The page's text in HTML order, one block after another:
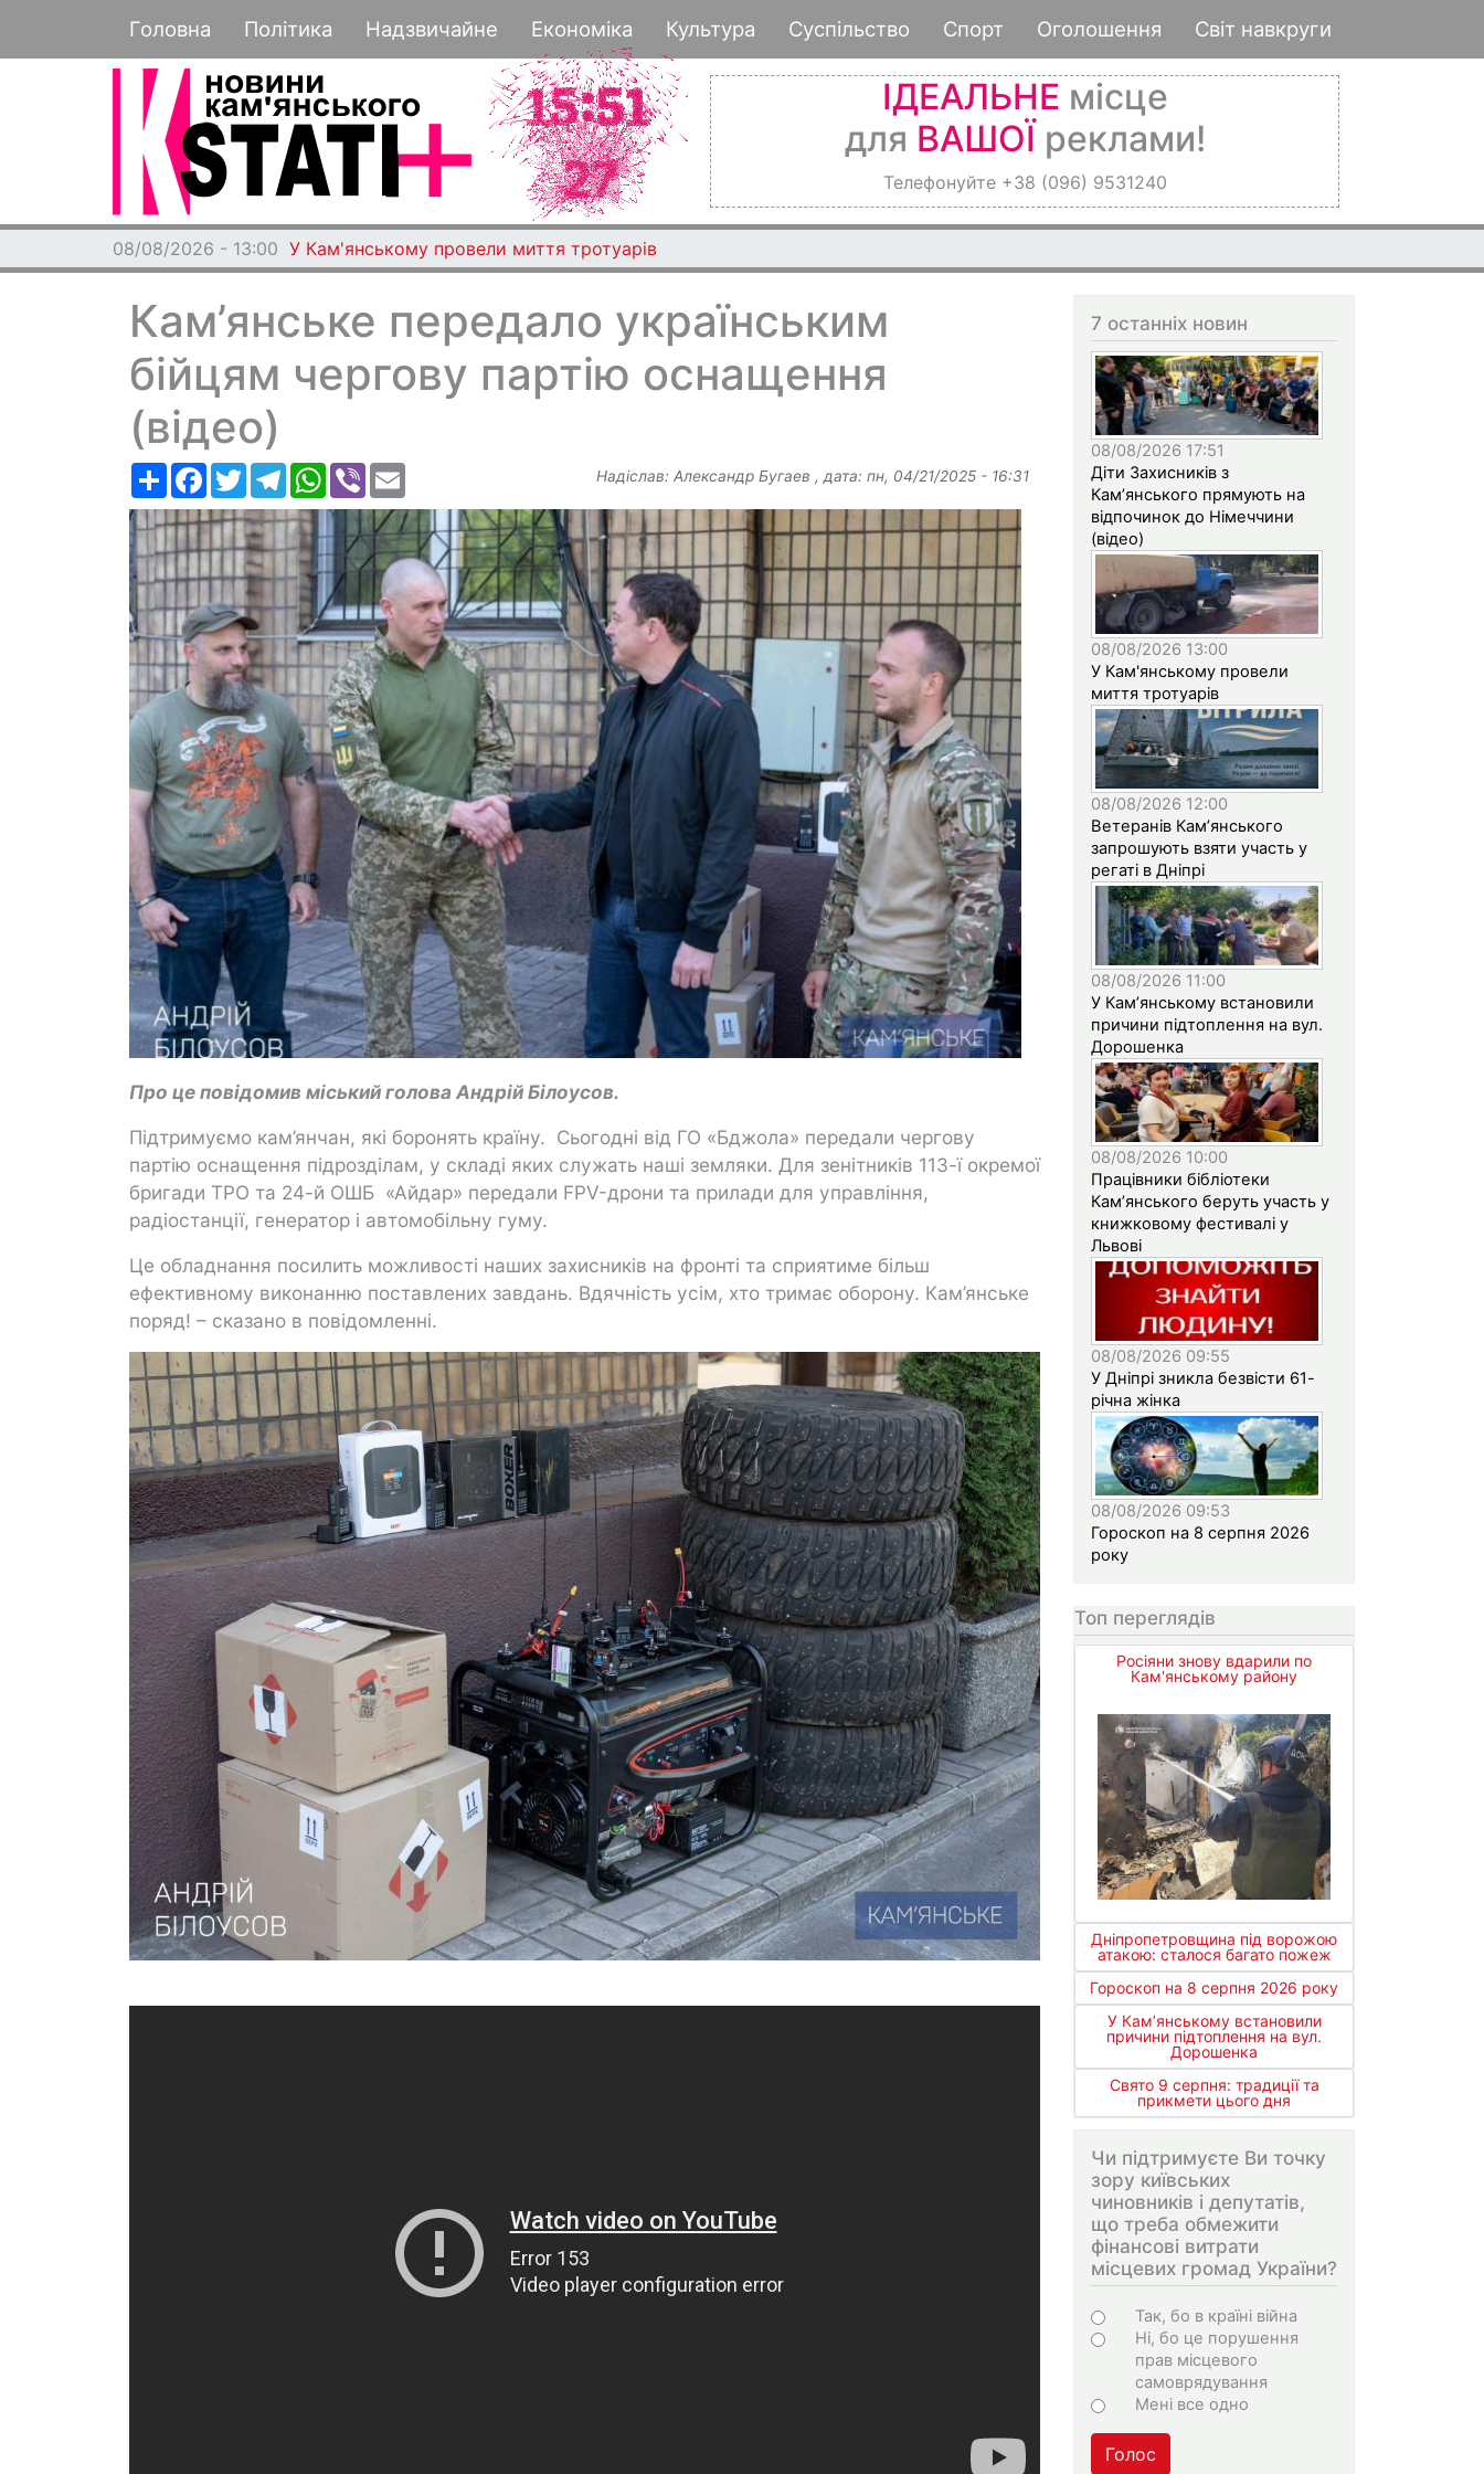
до
основного
Основная навигация
Головна Політика Надзвичайне Економіка Культура Суспільство Спорт Оголошення Світ навкруги
ІДЕАЛЬНЕ місце
для ВАШОЇ реклами!
Телефонуйте +38 (096) 9531240
08/08/2026 - 13:00 У Кам'янському провели миття тротуарів
Кам’янське передало українським
бійцям чергову партію оснащення
(відео)
РесурсFacebook
TwitterTelegramWhatsApp
Viber Надіслав: Александр Бугаев , дата: пн, 04/21/2025 - 16:31
Про це повідомив міський голова Андрій Білоусов.
Підтримуємо кам’янчан, які боронять країну. Сьогодні від ГО «Бджола» передали чергову
партію оснащення підрозділам, у складі яких служать наші земляки. Для зенітників 113-ї окремої
бригади ТРО та 24-й ОШБ «Айдар» передали FPV-дрони та прилади для управління,
радіостанції, генератор і автомобільну гуму.
Це обладнання посилить можливості наших захисників на фронті та сприятиме більш
ефективному виконанню поставлених завдань. Вдячність усім, хто тримає оборону. Кам’янське
поряд! – сказано в повідомленні.
7 останніх новин
08/08/2026 17:51
Діти Захисників з
Кам’янського прямують на
відпочинок до Німеччини
(відео)
08/08/2026 13:00
У Кам'янському провели
миття тротуарів
08/08/2026 12:00
Ветеранів Кам’янського
запрошують взяти участь у
регаті в Дніпрі
08/08/2026 11:00
У Кам’янському встановили
причини підтоплення на вул.
Дорошенка
08/08/2026 10:00
Працівники бібліотеки
Кам’янського беруть участь у
книжковому фестивалі у
Львові
08/08/2026 09:55
У Дніпрі зникла безвісти 61-
річна жінка
08/08/2026 09:53
Гороскоп на 8 серпня 2026
року
Топ переглядів
Росіяни знову вдарили по
Кам'янському району
Дніпропетровщина під ворожою
атакою: сталося багато пожеж
Гороскоп на 8 серпня 2026 року
У Кам’янському встановили
причини підтоплення на вул.
Дорошенка
Свято 9 серпня: традиції та
прикмети цього дня
Чи підтримуєте Ви точку
зору київських
чиновників і депутатів,
що треба обмежити
фінансові витрати
місцевих громад України?
Варіанти
Так, бо в країні війна
Ні, бо це порушення
прав місцевого
самоврядування
Мені все одно
Голос